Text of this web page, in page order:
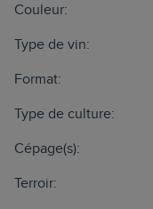
Couleur:
Type de vin:
Format:
Type de culture:
Cépage(s):
Terroir: